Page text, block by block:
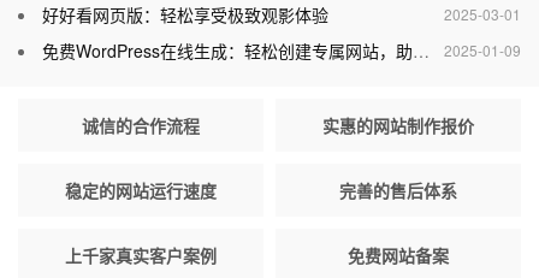
2025-03-01
好好看网页版：轻松享受极致观影体验
2025-01-09
免费WordPress在线生成：轻松创建专属网站，助力个人与企业腾飞
诚信的合作流程 实惠的网站制作报价
稳定的网站运行速度 完善的售后体系
上千家真实客户案例 免费网站备案